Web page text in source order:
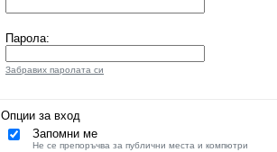
Парола:
Забравих паролата си
Опции за вход
Запомни ме
Не се препоръчва за публични места и компютри